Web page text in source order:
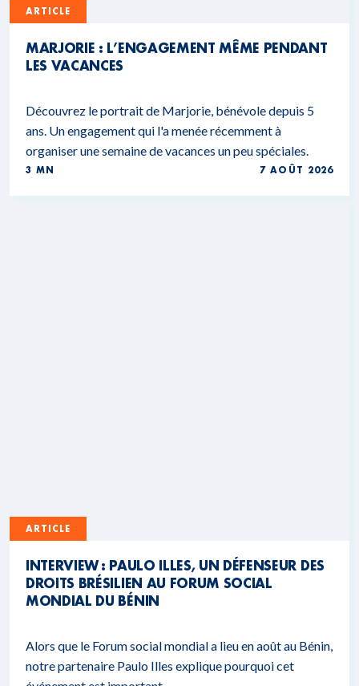
ARTICLE
MARJORIE : L’ENGAGEMENT MÊME PENDANT
LES VACANCES
Découvrez le portrait de Marjorie, bénévole depuis 5
ans. Un engagement qui l'a menée récemment à
organiser une semaine de vacances un peu spéciales.
3 MN 7 AOÛT 2026
ARTICLE
INTERVIEW : PAULO ILLES, UN DÉFENSEUR DES
DROITS BRÉSILIEN AU FORUM SOCIAL
MONDIAL DU BÉNIN
Alors que le Forum social mondial a lieu en août au Bénin,
notre partenaire Paulo Illes explique pourquoi cet